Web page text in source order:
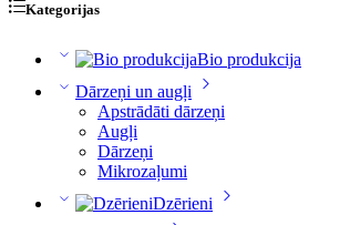
Kategorijas
Bio produkcija
Dārzeņi un augļi
Apstrādāti dārzeņi
Augļi
Dārzeņi
Mikrozaļumi
Dzērieni